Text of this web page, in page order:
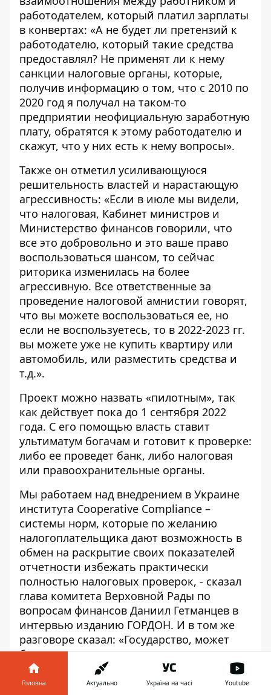
работодателем, который платил зарплаты
в конвертах: «А не будет ли претензий к
работодателю, который такие средства
предоставлял? Не применят ли к нему
санкции налоговые органы, которые,
получив информацию о том, что с 2010 по
2020 год я получал на таком-то
предприятии неофициальную заработную
плату, обратятся к этому работодателю и
скажут, что у них есть к нему вопросы».
Также он отметил усиливающуюся
решительность властей и нарастающую
агрессивность: «Если в июле мы видели,
что налоговая, Кабинет министров и
Министерство финансов говорили, что
все это добровольно и это ваше право
воспользоваться шансом, то сейчас
риторика изменилась на более
агрессивную. Все ответственные за
проведение налоговой амнистии говорят,
что вы можете воспользоваться ее, но
если не воспользуетесь, то в 2022-2023 гг.
вы можете уже не купить квартиру или
автомобиль, или разместить средства и
т.д.».
Проект можно назвать «пилотным», так
как действует пока до 1 сентября 2022
года. С его помощью власть ставит
ультиматум богачам и готовит к проверке:
либо ее проведет банк, либо налоговая
или правоохранительные органы.
Мы работаем над внедрением в Украине
института Cooperative Compliance –
системы норм, которые по желанию
налогоплательщика дают возможность в
обмен на раскрытие своих показателей
отчетности избежать практически
полностью налоговых проверок, - сказал
глава комитета Верховной Рады по
вопросам финансов Даниил Гетманцев в
интервью изданию ГОРДОН. И в том же
разговоре сказал: «Государство, может
быть, и хочет, но мы ему не позволим.
Никаких сверхполномочий ни у
налоговой, ни у других контролирующих
Головна Актуально Україна на часі Youtube